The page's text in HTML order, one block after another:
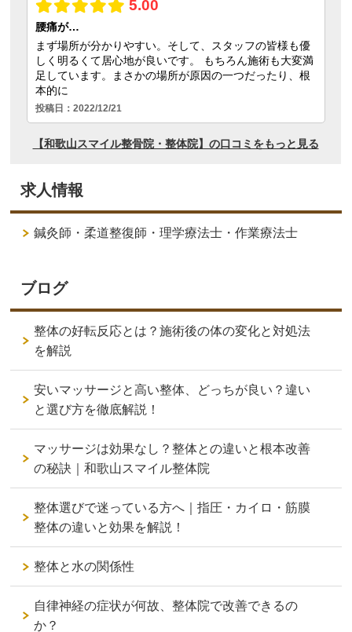
求人情報
鍼灸師・柔道整復師・理学療法士・作業療法士
ブログ
整体の好転反応とは？施術後の体の変化と対処法
を解説
安いマッサージと高い整体、どっちが良い？違い
と選び方を徹底解説！
マッサージは効果なし？整体との違いと根本改善
の秘訣｜和歌山スマイル整体院
整体選びで迷っている方へ｜指圧・カイロ・筋膜
整体の違いと効果を解説！
整体と水の関係性
自律神経の症状が何故、整体院で改善できるの
か？